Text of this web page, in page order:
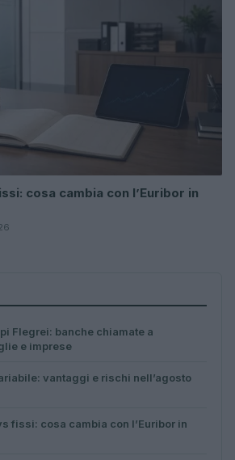
cosa cambia con l’Euribor in
Flegrei: banche chiamate a
e imprese
vantaggi e rischi nell’agosto
fissi: cosa cambia con l’Euribor in